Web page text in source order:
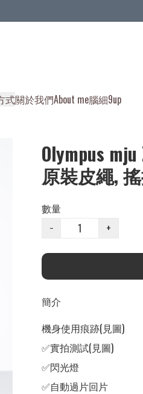
式關於我們About me腦細9up
Olympus mju
原裝皮繩,
數量
−
+
簡介
機身使用痕跡(見圖)
✅實拍測試(見圖)
✅閃光燈
✅自動過片回片